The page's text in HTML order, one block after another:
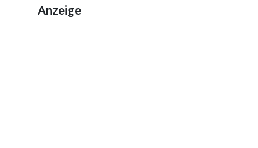
Anzeige